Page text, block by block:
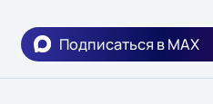
Подписаться в MAX